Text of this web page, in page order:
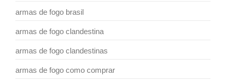
armas de fogo brasil
armas de fogo clandestina
armas de fogo clandestinas
armas de fogo como comprar